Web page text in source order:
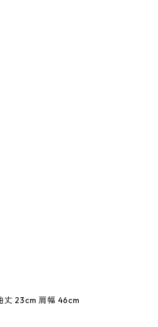
丈 23cm 肩幅 46cm